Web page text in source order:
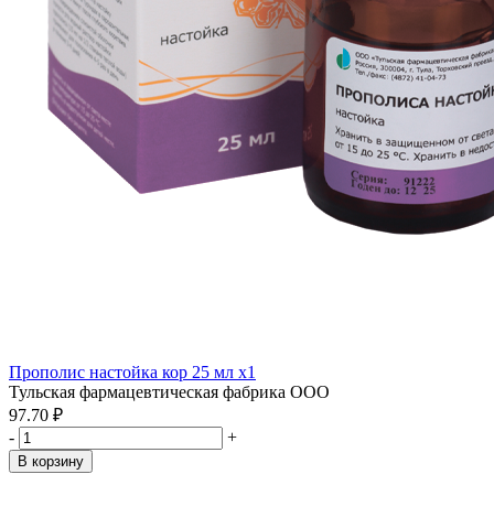
Прополис настойка кор 25 мл x1
Тульская фармацевтическая фабрика ООО
97.70 ₽
-
+
В корзину